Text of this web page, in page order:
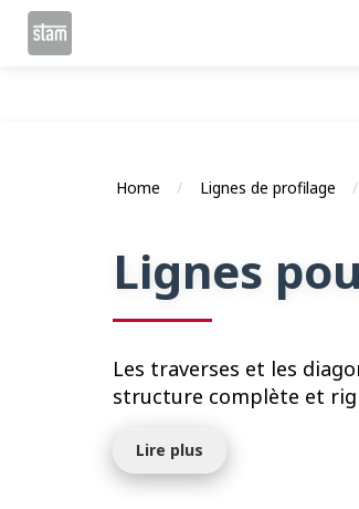
Home Lignes de profilage
Lignes
Les traverses et les
structure complète et
Lire plus